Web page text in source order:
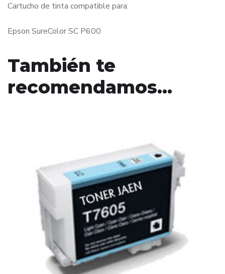
Cartucho de tinta compatible para:
Epson SureColor SC P600
También te
recomendamos…